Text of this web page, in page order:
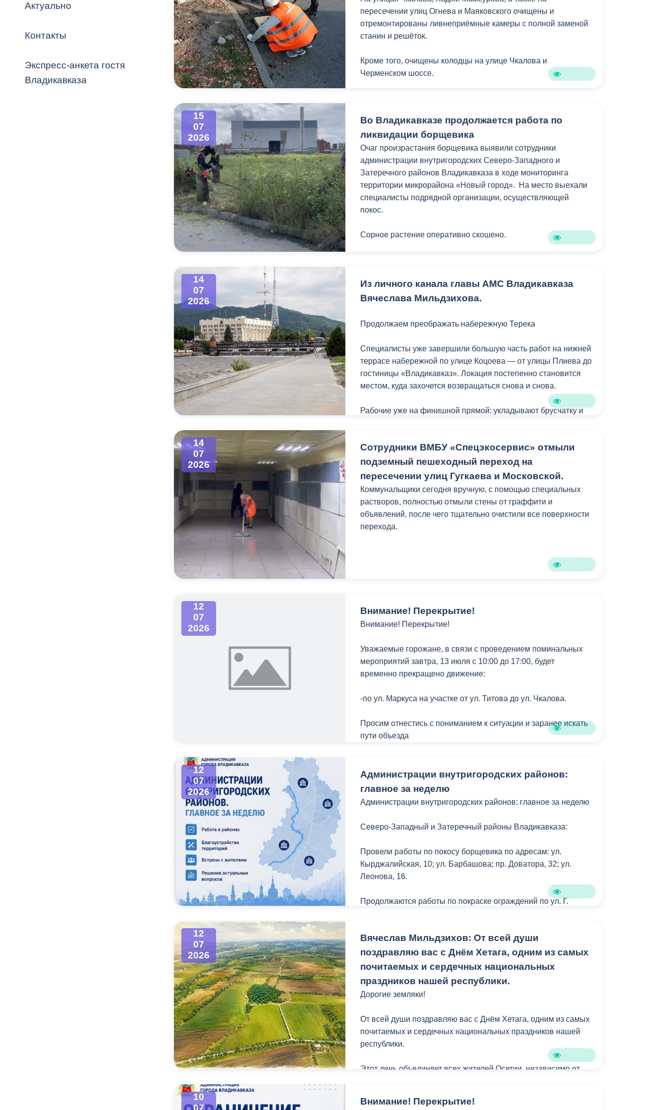
Владикавказ
Распоряжения, постановления Кадровая политика Противодействие коррупции
ОРВ и экспертиза НПА Контактная информация
Оценка деятельности органов
местного самоуправления
Списки граждан, состоящих на
учете в качестве нуждающихся в
улучшении жилищных условий по
Формирование комфортной
Открытые данные
Общественное обсуждение
документов стратегического
планирования
Гражданская оборона в
чрезвычайных ситуациях
Незаконное строительство
Информация о результатах
проверок
Порядок обжалования решений и
действий органов местного
самоуправления
Информация финансового
Муниципальный контроль Выборы 2026
Актуально
Контакты
Экспресс-анкета гостя
Владикавказа
пересечении улиц Огнева и Маяковского очищены и
отремонтированы ливнеприёмные камеры с полной заменой
станин и решёток.
Кроме того, очищены колодцы на улице Чкалова и
Черменском шоссе.
водоотведения и обеспечивать своевременный отвод
дождевых вод.
Работаем
15
07
2026
Во Владикавказе продолжается работа по
ликвидации борщевика
Очаг произрастания борщевика выявили сотрудники
администрации внутригородских Северо-Западного и
Затеречного районов Владикавказа в ходе мониторинга
территории микрорайона «Новый город». На место выехали
специалисты подрядной организации, осуществляющей
покос.
Сорное растение оперативно скошено.
14
07
2026
Из личного канала главы АМС Владикавказа
Вячеслава Мильдзихова.
Продолжаем преображать набережную Терека
Специалисты уже завершили большую часть работ на нижней
террасе набережной по улице Коцоева — от улицы Плиева до
гостиницы «Владикавказ». Локация постепенно становится
местом, куда захочется возвращаться снова и снова.
Рабочие уже на финишной прямой: укладывают брусчатку и
удобные лавочки и урны. Газон тоже приведут в порядок.
Отмечу, что благоустройство этого участка — лишь часть
большого проекта по обновлению всей набережной Терека. В
перспективе планируется привести внешний облик
набережной к единой архитектурной концепции, сформировав
14
07
2026
Сотрудники ВМБУ «Спецэкосервис» отмыли
подземный пешеходный переход на
пересечении улиц Гугкаева и Московской.
Коммунальщики сегодня вручную, с помощью специальных
растворов, полностью отмыли стены от граффити и
объявлений, после чего тщательно очистили все поверхности
перехода.
12
07
2026
Внимание! Перекрытие!
Внимание! Перекрытие!
Уважаемые горожане, в связи с проведением поминальных
мероприятий завтра, 13 июля с 10:00 до 17:00, будет
временно прекращено движение:
-по ул. Маркуса на участке от ул. Титова до ул. Чкалова.
Просим отнестись с пониманием к ситуации и заранее искать
пути объезда
12
07
2026
Администрации внутригородских районов:
главное за неделю
Администрации внутригородских районов: главное за неделю
Северо-Западный и Затеречный районы Владикавказа:
Провели работы по покосу борщевика по адресам: ул.
Кырджалийская, 10; ул. Барбашова; пр. Доватора, 32; ул.
Леонова, 16.
Продолжаются работы по покраске ограждений по ул. Г.
Подобрали мусор в мкрн «Новый город».
Продолжается ликвидация стихийной свалки по ул.
На пр. Доватора прошла очистка от поросли.
Иристонский и Промышленный районы Владикавказа:
На территории кладбища в пос. Заводском проведена уборка.
12
07
2026
Вячеслав Мильдзихов: От всей души
поздравляю вас с Днём Хетага, одним из самых
почитаемых и сердечных национальных
праздников нашей республики.
Дорогие земляки!
От всей души поздравляю вас с Днём Хетага, одним из самых
почитаемых и сердечных национальных праздников нашей
республики.
Этот день объединяет всех жителей Осетии, независимо от
10
07
Внимание! Перекрытие!